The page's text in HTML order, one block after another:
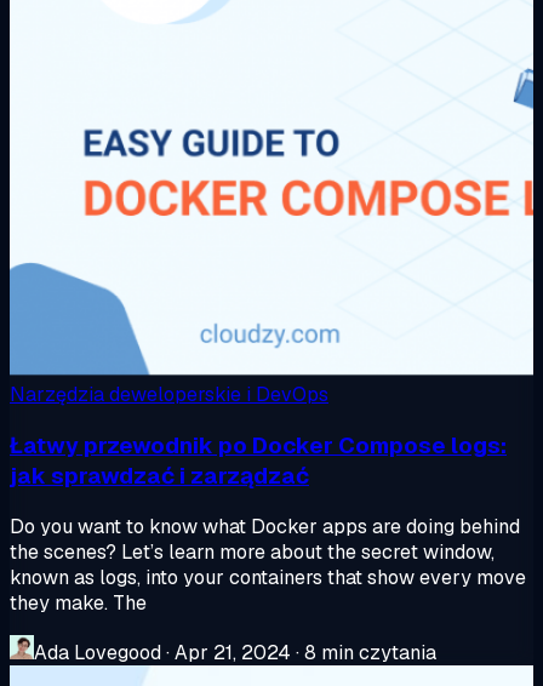
Narzędzia deweloperskie i DevOps
Łatwy przewodnik po Docker Compose logs:
jak sprawdzać i zarządzać
Do you want to know what Docker apps are doing behind
the scenes? Let’s learn more about the secret window,
known as logs, into your containers that show every move
they make. The
Ada Lovegood·Apr 21, 2024 ·8 min czytania